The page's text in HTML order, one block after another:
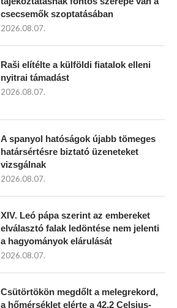
csecsemők szoptatásában
2026.08.07.
Raši elítélte a külföldi fiatalok elleni
nyitrai támadást
2026.08.07.
A spanyol hatóságok újabb tömeges
határsértésre biztató üzeneteket
vizsgálnak
2026.08.07.
XIV. Leó pápa szerint az embereket
elválasztó falak ledöntése nem jelenti
a hagyományok elárulását
2026.08.07.
Csütörtökön megdőlt a melegrekord,
a hőmérséklet elérte a 42,2 Celsius-